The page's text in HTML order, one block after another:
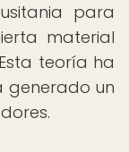
para
material
teoría ha
generado un